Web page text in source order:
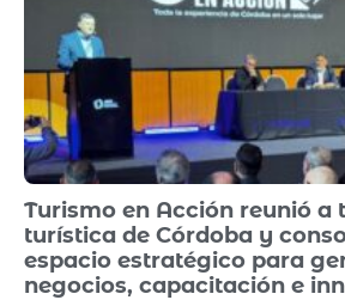
Turismo en Acción reunió a
turística de Córdoba y
espacio estratégico para
negocios, capacitación e